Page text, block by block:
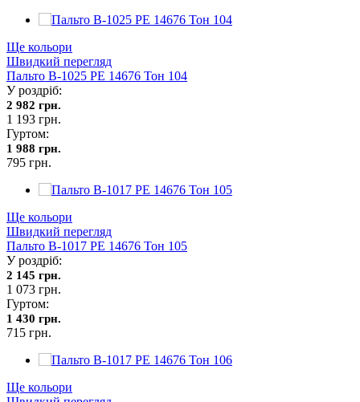
Ще кольори
Швидкий перегляд
Пальто В-1025 PE 14676 Тон 104
У роздріб:
2 982 грн.
1 193 грн.
Гуртом:
1 988 грн.
795 грн.
Ще кольори
Швидкий перегляд
Пальто В-1017 PE 14676 Тон 105
У роздріб:
2 145 грн.
1 073 грн.
Гуртом:
1 430 грн.
715 грн.
Ще кольори